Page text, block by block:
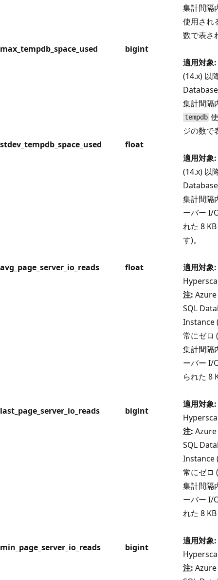
max_tempdb_space_used bigint
集計間隔
使用され
数で表さ
適用対象:
(14.x) 以
stdev_tempdb_space_used float
集計間隔
tempdb
ジの数で
適用対象:
(14.x) 以
avg_page_server_io_reads float
集計間隔
ーバー I/
れた 8
す)。
適用対象:
注:
SQL
Instance
常にゼロ
last_page_server_io_reads bigint
集計間隔
ーバー I/
られた 8
適用対象:
注:
SQL
Instance
常にゼロ
min_page_server_io_reads bigint
集計間隔
ーバー I/
れた 8
適用対象:
注: